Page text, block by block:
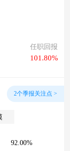
任职回报
101.80%
2个季报关注点 >
92.00%